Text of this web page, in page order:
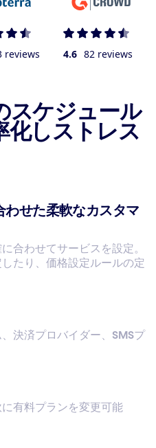
reviews 4.6 82 reviews
スケジュール
化しストレス
わせた柔軟なカスタマ
合わせてサービスを設定。
たり、価格設定ルールの定
決済プロバイダー、SMSプ
有料プランを変更可能